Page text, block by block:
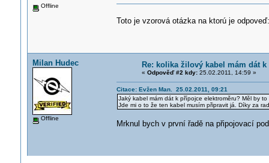
Offline
Toto je vzorová otázka na ktorú je
Milan Hudec
Offline
Re: kolika žilový kabel mám dát
« Odpověď #2 kdy:25.02.2011, 14:59 »
Citace: Evžen Man. 25.02.2011, 09:21
Jaký kabel mám dát k přípojce elektroměru? Měl by
Jde mi o to že ten kabel musím připravit já. Díky za
Mrknul bych v první řadě na připojovací